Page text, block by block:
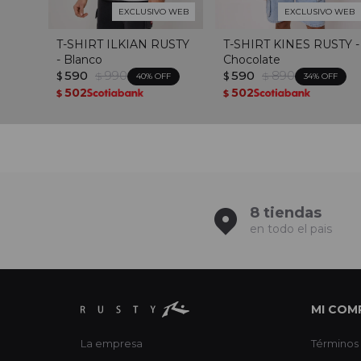
EXCLUSIVO WEB
T-SHIRT ILKIAN RUSTY
- Blanco
$ 590 $ 990 40
$ 502
EXCLUSIVO WEB
T-SHIRT KINES RUSTY -
Chocolate
$ 590 $ 890 34
$ 502
8 tiendas
en todo el pais
La empresa
MI